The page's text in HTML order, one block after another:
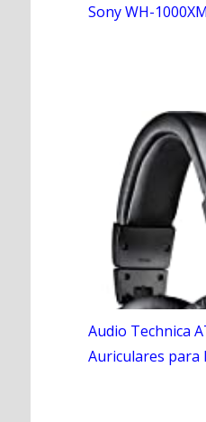
Sony WH-
Audio Technica
Auriculares para